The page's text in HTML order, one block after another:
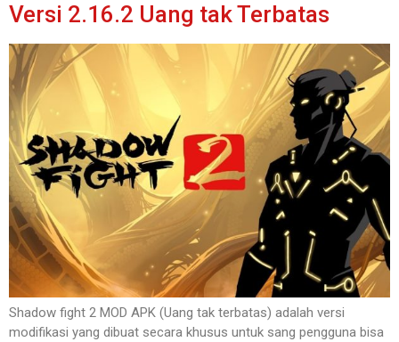
Versi 2.16.2 Uang tak Terbatas
Shadow fight 2 MOD APK (Uang tak terbatas) adalah versi
modifikasi yang dibuat secara khusus untuk sang pengguna bisa